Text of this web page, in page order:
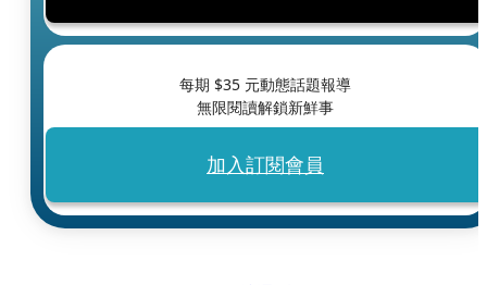
每期 $35 元動態話題報導
無限閱讀解鎖新鮮事
加入訂閱會員